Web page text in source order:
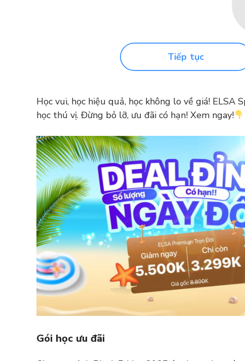
Tiếp tục
Học vui, học hiệu quả, học không lo về giá!
học thú vị. Đừng bỏ lỡ, ưu đãi có hạn! Xem ngay!
Gói học ưu đãi